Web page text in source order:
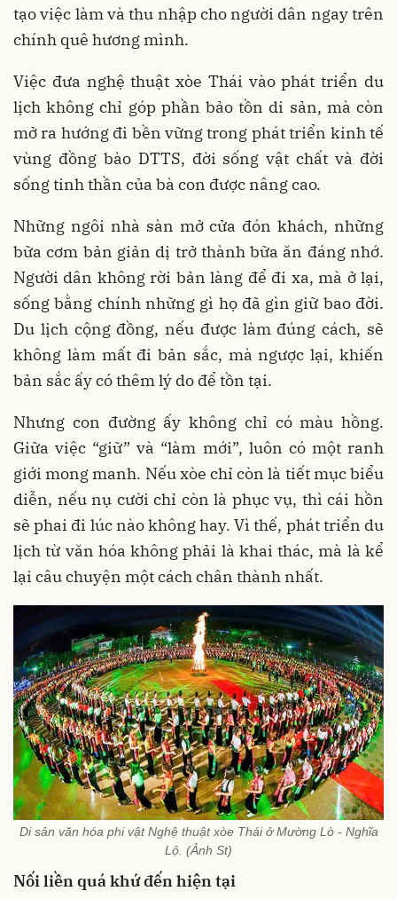
tạo việc làm và thu nhập cho người dân ngay trên
chính quê hương mình.
Việc đưa nghệ thuật xòe Thái vào phát triển du
lịch không chỉ góp phần bảo tồn di sản, mà còn
mở ra hướng đi bền vững trong phát triển kinh tế
vùng đồng bào DTTS, đời sống vật chất và đời
sống tinh thần của bà con được nâng cao.
Những ngôi nhà sàn mở cửa đón khách, những
bữa cơm bản giản dị trở thành bữa ăn đáng nhớ.
Người dân không rời bản làng để đi xa, mà ở lại,
sống bằng chính những gì họ đã gìn giữ bao đời.
Du lịch cộng đồng, nếu được làm đúng cách, sẽ
không làm mất đi bản sắc, mà ngược lại, khiến
bản sắc ấy có thêm lý do để tồn tại.
Nhưng con đường ấy không chỉ có màu hồng.
Giữa việc “giữ” và “làm mới”, luôn có một ranh
giới mong manh. Nếu xòe chỉ còn là tiết mục biểu
diễn, nếu nụ cười chỉ còn là phục vụ, thì cái hồn
sẽ phai đi lúc nào không hay. Vì thế, phát triển du
lịch từ văn hóa không phải là khai thác, mà là kể
lại câu chuyện một cách chân thành nhất.
Di sản văn hóa phi vật Nghệ thuật xòe Thái ở Mường Lò - Nghĩa
Lộ. (Ảnh St)
Nối liền quá khứ đến hiện tại